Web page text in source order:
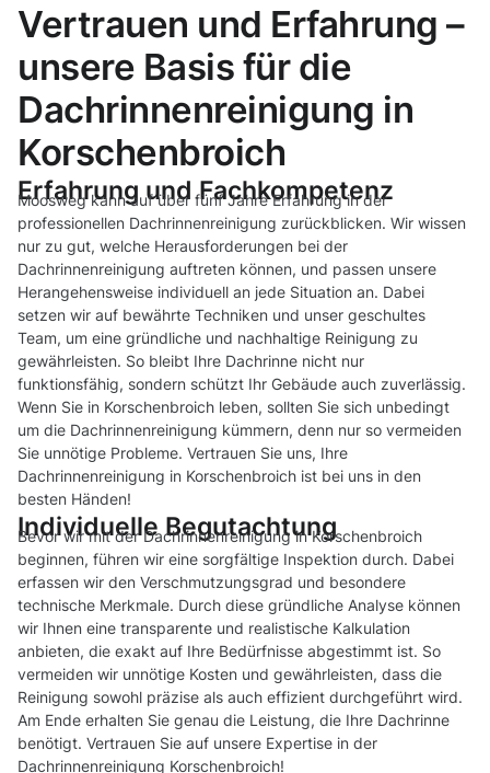
Vertrauen und Erfahrung –
unsere Basis für die
Dachrinnenreinigung in
Korschenbroich
Erfahrung und Fachkompetenz
Moosweg kann auf über fünf Jahre Erfahrung in der
professionellen Dachrinnenreinigung zurückblicken. Wir wissen
nur zu gut, welche Herausforderungen bei der
Dachrinnenreinigung auftreten können, und passen unsere
Herangehensweise individuell an jede Situation an. Dabei
setzen wir auf bewährte Techniken und unser geschultes
Team, um eine gründliche und nachhaltige Reinigung zu
gewährleisten. So bleibt Ihre Dachrinne nicht nur
funktionsfähig, sondern schützt Ihr Gebäude auch zuverlässig.
Wenn Sie in Korschenbroich leben, sollten Sie sich unbedingt
um die Dachrinnenreinigung kümmern, denn nur so vermeiden
Sie unnötige Probleme. Vertrauen Sie uns, Ihre
Dachrinnenreinigung in Korschenbroich ist bei uns in den
besten Händen!
Individuelle Begutachtung
Bevor wir mit der Dachrinnenreinigung in Korschenbroich
beginnen, führen wir eine sorgfältige Inspektion durch. Dabei
erfassen wir den Verschmutzungsgrad und besondere
technische Merkmale. Durch diese gründliche Analyse können
wir Ihnen eine transparente und realistische Kalkulation
anbieten, die exakt auf Ihre Bedürfnisse abgestimmt ist. So
vermeiden wir unnötige Kosten und gewährleisten, dass die
Reinigung sowohl präzise als auch effizient durchgeführt wird.
Am Ende erhalten Sie genau die Leistung, die Ihre Dachrinne
benötigt. Vertrauen Sie auf unsere Expertise in der
Dachrinnenreinigung Korschenbroich!